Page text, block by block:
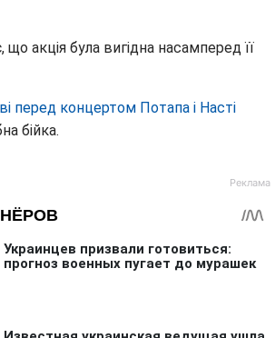
акція була вигідна насамперед її
перед концертом Потапа і Насті
бійка.